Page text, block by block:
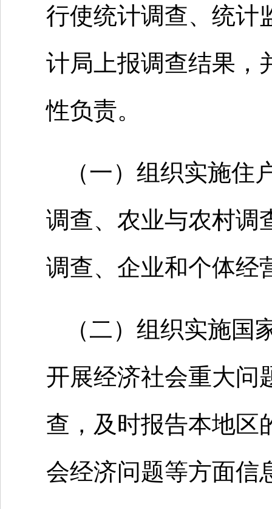
行使统计调查、统计
计局上报调查结果，
性负责。
（一）组织实施
调查、农业与农村调
调查、企业和个体经
（二）组织实施
开展经济社会重大问
查，及时报告本地区
会经济问题等方面信